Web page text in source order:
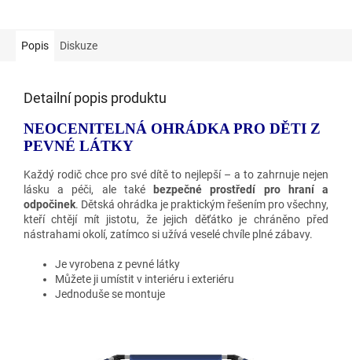
Popis Diskuze
Detailní popis produktu
NEOCENITELNÁ OHRÁDKA PRO DĚTI Z
PEVNÉ LÁTKY
Každý rodič chce pro své dítě to nejlepší – a to zahrnuje nejen
lásku a péči, ale takébezpečné prostředí pro hraní a
odpočinek. Dětská ohrádka je praktickým řešením pro všechny,
kteří chtějí mít jistotu, že jejich děťátko je chráněno před
nástrahami okolí, zatímco si užívá veselé chvíle plné zábavy.
Je vyrobena z pevné látky
Můžete ji umístit v interiéru i exteriéru
Jednoduše se montuje